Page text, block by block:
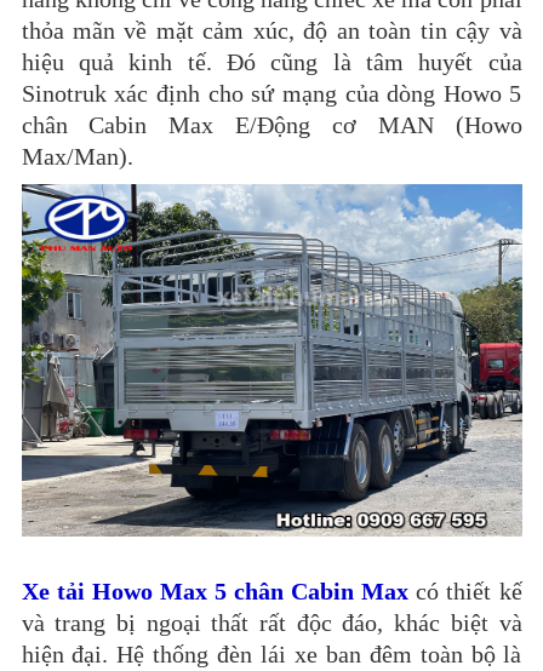
thỏa mãn về mặt cảm xúc, độ an toàn tin cậy và
hiệu quả kinh tế. Đó cũng là tâm huyết của
Sinotruk xác định cho sứ mạng của dòng Howo 5
chân Cabin Max E/Động cơ MAN (Howo
Max/Man).
Xe tải Howo Max 5 chân Cabin Max có thiết kế
và trang bị ngoại thất rất độc đáo, khác biệt và
hiện đại. Hệ thống đèn lái xe ban đêm toàn bộ là